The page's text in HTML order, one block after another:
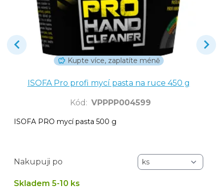
Kupte více, zaplatíte méně
ISOFA Pro profi mycí pasta na ruce 450 g
Kód : VPPPP004599
ISOFA PRO mycí pasta 500 g
Nakupuji po
Skladem 5-10 ks